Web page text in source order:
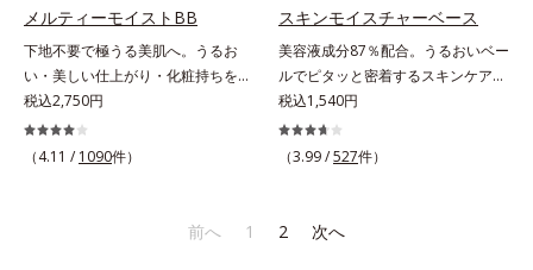
配合。パウダー、リキッド、どのタ
群で、ヨレたりせず、きれいに仕上
がります。*1 メイク効果による*2
ジメチコン
メルティーモイストBB
下地不要で極うる美肌へ。うるお
い・美しい仕上がり・化粧持ちを実
現。美容液製法の極上BBクリー
ム。ファンデーションに美容成分を
加える一般的な製法ではなく、美容
ムです。うるおい粒子を濃密な膜で
税込2,750円
（4.11 / 1090件）
スキンモイスチャーベース
美容液成分87％配合。うるおいベー
ルでピタッと密着するスキンケア発
想のメイク下地。化粧ノリ＆もち
UP！ファンデーションの仕上がり
を格上げする、スキンケア発想の化
一に密着”させることで、仕上がり
税込1,540円
（3.99 /527件）
前へ 1 2 次へ